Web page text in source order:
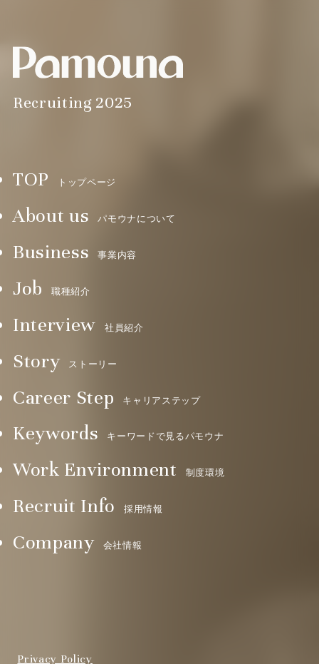
Recruiting 2025
TOP トップページ
About us パモウナについて
Business 事業内容
Job 職種紹介
Interview 社員紹介
Story ストーリー
Career Step キャリアステップ
Keywords キーワードで見るパモウナ
Work Environment 制度環境
Recruit Info 採用情報
Company 会社情報
Privacy Policy